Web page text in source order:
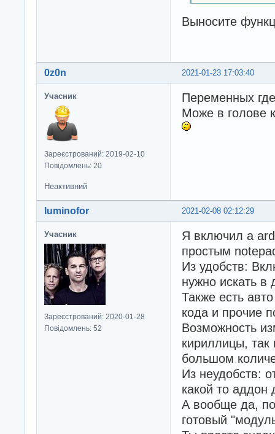
Выносите
2021-01-23 17:03:40
0z0n
Учасник
Зареєстрований: 2019-02-10
Повідомлень: 20
Переменных
Може в голове
Неактивний
2021-02-08 02:12:29
luminofor
Учасник
Зареєстрований: 2020-01-28
Повідомлень: 52
Я включил а
простым
Из удобств:
нужно искать в
Также есть
кода и прочие
Возможность
кириллицы, так
большом
Из неудобств:
какой то аддон
А вообще да,
готовый